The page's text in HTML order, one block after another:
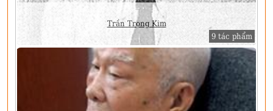
Trần Trọng Kim
9 tác phẩm